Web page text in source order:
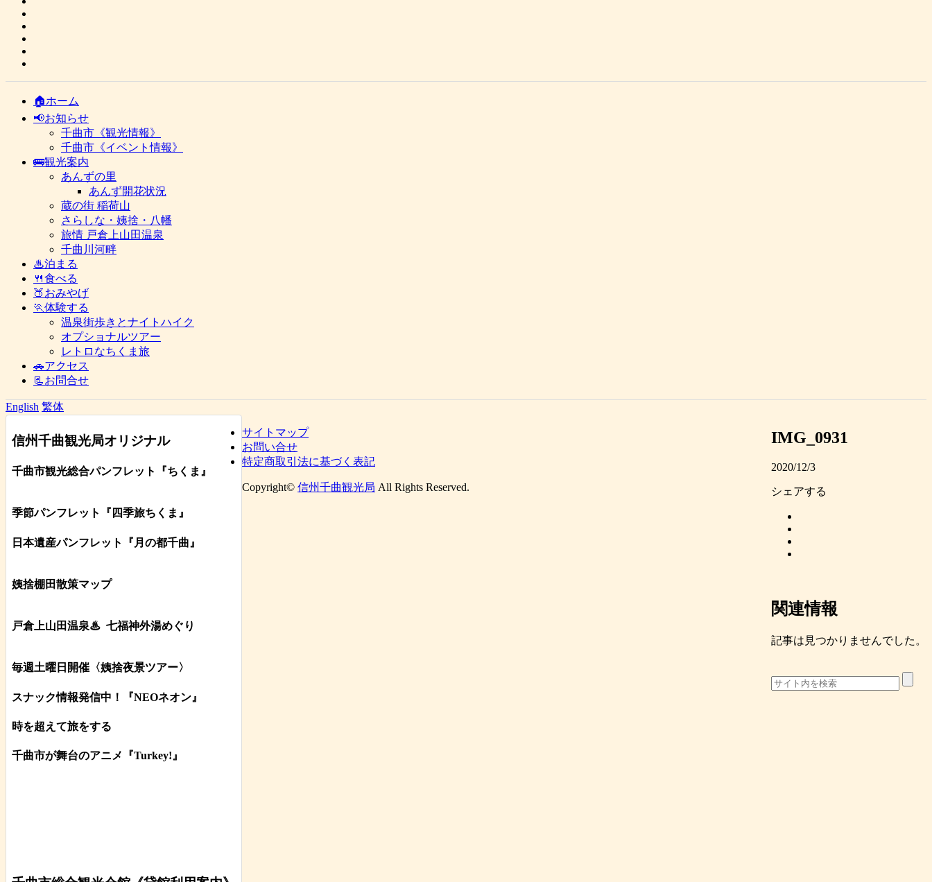
🏠ホーム
📢お知らせ
千曲市《観光情報》
千曲市《イベント情報》
🚌観光案内
あんずの里
あんず開花状況
蔵の街 稲荷山
さらしな・姨捨・八幡
旅情 戸倉上山田温泉
千曲川河畔
♨泊まる
🍴食べる
🍑おみやげ
🏃体験する
温泉街歩きとナイトハイク
オプショナルツアー
レトロなちくま旅
🚗アクセス
📃お問合せ
English 繁体
IMG_0931
2020/12/3
シェアする
関連情報
記事は見つかりませんでした。
信州千曲観光局オリジナル
千曲市観光総合パンフレット 『ちくま 』
季節パンフレット『四季旅ちくま』
日本遺産パンフレット 『月の都千曲 』
姨捨棚田散策マップ
戸倉上山田温泉♨ 七福神外湯めぐり
毎週土曜日開催〈姨捨夜景ツアー〉
スナック情報発信中！『NEOネオン』
時を超えて旅をする
千曲市が舞台のアニメ『Turkey!』
サイトマップ
お問い合せ
特定商取引法に基づく表記
Copyright© 信州千曲観光局 All Rights Reserved.